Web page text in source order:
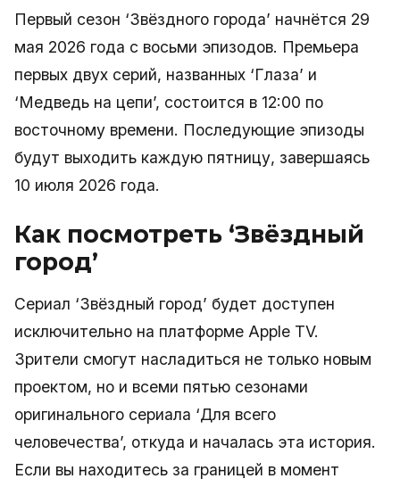
Первый сезон ‘Звёздного города’ начнётся 29
мая 2026 года с восьми эпизодов. Премьера
первых двух серий, названных ‘Глаза’ и
‘Медведь на цепи’, состоится в 12:00 по
восточному времени. Последующие эпизоды
будут выходить каждую пятницу, завершаясь
10 июля 2026 года.
Как посмотреть ‘Звёздный
город’
Сериал ‘Звёздный город’ будет доступен
исключительно на платформе Apple TV.
Зрители смогут насладиться не только новым
проектом, но и всеми пятью сезонами
оригинального сериала ‘Для всего
человечества’, откуда и началась эта история.
Если вы находитесь за границей в момент